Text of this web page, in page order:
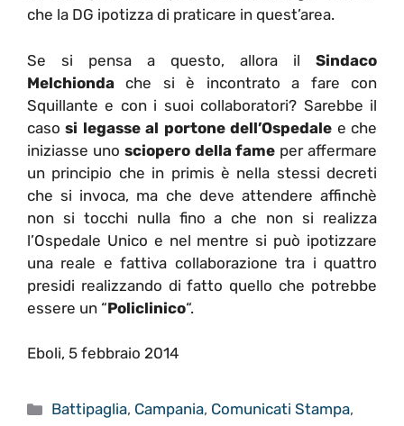
che la DG ipotizza di praticare in quest’area.
Se si pensa a questo, allora il Sindaco
Melchionda che si è incontrato a fare con
Squillante e con i suoi collaboratori? Sarebbe il
casosi legasse al portone dell’Ospedale e che
iniziasse uno sciopero della fame per affermare
un principio che in primis è nella stessi decreti
che si invoca, ma che deve attendere affinchè
non si tocchi nulla fino a che non si realizza
l’Ospedale Unico e nel mentre si può ipotizzare
una reale e fattiva collaborazione tra i quattro
presidi realizzando di fatto quello che potrebbe
essere un “Policlinico“.
Eboli, 5 febbraio 2014
Categorie
Battipaglia, Campania, Comunicati Stampa,